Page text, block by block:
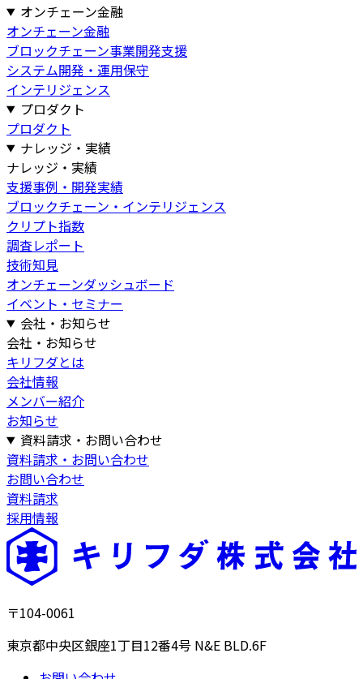
オンチェーン金融
オンチェーン金融
ブロックチェーン事業開発支援
システム開発・運用保守
インテリジェンス
プロダクト
プロダクト
ナレッジ・実績
ナレッジ・実績
支援事例・開発実績
ブロックチェーン・インテリジェンス
クリプト指数
調査レポート
技術知見
オンチェーンダッシュボード
イベント・セミナー
会社・お知らせ
会社・お知らせ
キリフダとは
会社情報
メンバー紹介
お知らせ
資料請求・お問い合わせ
資料請求・お問い合わせ
お問い合わせ
資料請求
採用情報
〒104-0061
東京都中央区銀座1丁目12番4号 N&E BLD.6F